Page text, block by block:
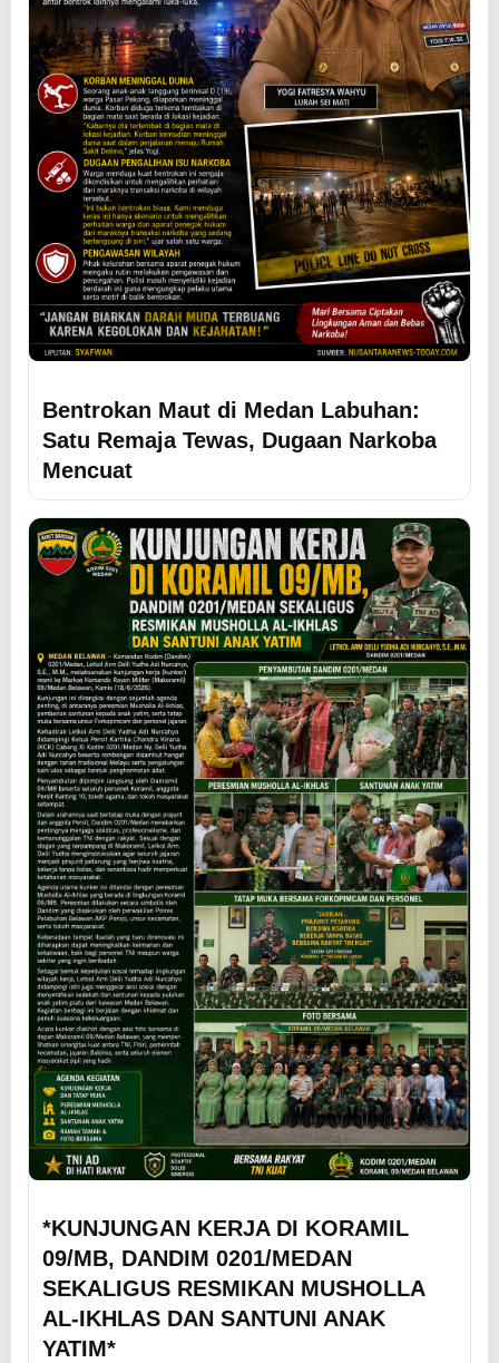
Bentrokan Maut di Medan Labuhan:
Satu Remaja Tewas, Dugaan Narkoba
Mencuat
*KUNJUNGAN KERJA DI KORAMIL
09/MB, DANDIM 0201/MEDAN
SEKALIGUS RESMIKAN MUSHOLLA
AL-IKHLAS DAN SANTUNI ANAK
YATIM*